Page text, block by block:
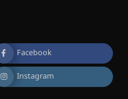
Facebook
Instagram